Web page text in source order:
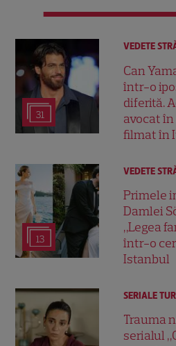
31
VEDETE
Can
într-o
diferită.
avocat în
filmat în
13
VEDETE
Primele
Damlei
„Legea
într-o
Istanbul
SERIALE
Trauma
serialul